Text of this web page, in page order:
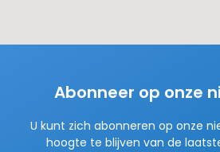
Abonneer op onze
U kunt zich abonneren op onze
hoogte te blijven van de